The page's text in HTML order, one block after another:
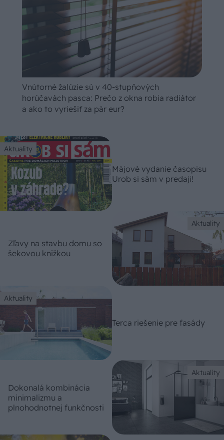
Vnútorné žalúzie sú v 40-stupňových
horúčavách pasca: Prečo z okna robia radiátor
a ako to vyriešiť za pár eur?
Aktuality
Májové vydanie časopisu
Urob si sám v predaji!
Aktuality
Zľavy na stavbu domu so
šekovou knižkou
Aktuality
Terca riešenie pre fasády
Aktuality
Dokonalá kombinácia
minimalizmu a
plnohodnotnej funkčnosti